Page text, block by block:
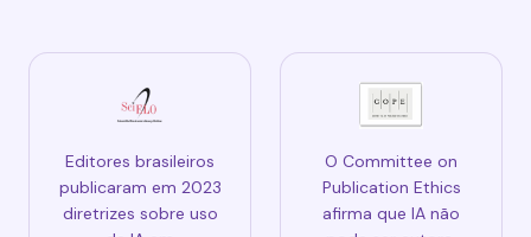
Editores brasileiros
publicaram em 2023
diretrizes sobre uso
O Committee on
Publication Ethics
afirma que IA não